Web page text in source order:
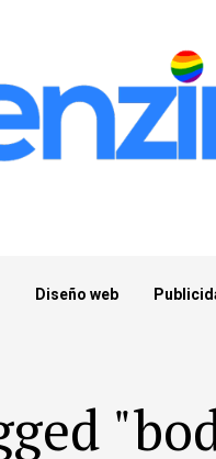
Diseño web